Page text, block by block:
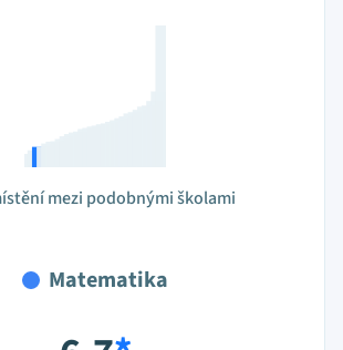
mezi podobnými školami
Matematika